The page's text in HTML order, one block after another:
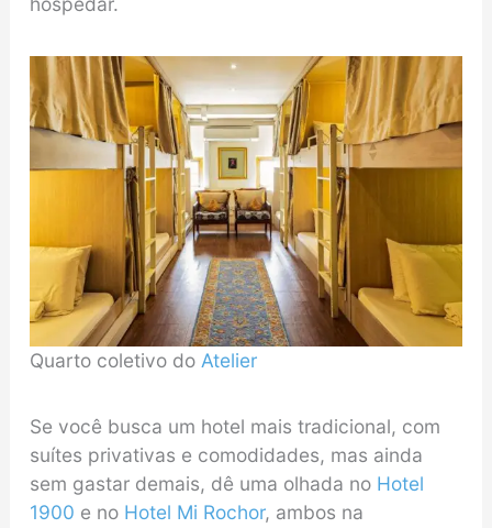
Quarto coletivo do Atelier
Se você busca um hotel mais tradicional, com
suítes privativas e comodidades, mas ainda
sem gastar demais, dê uma olhada no Hotel
1900 e no Hotel Mi Rochor, ambos na